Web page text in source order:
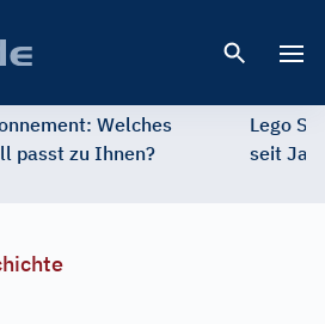
Welches
passt zu Ihnen?
Lego
seit